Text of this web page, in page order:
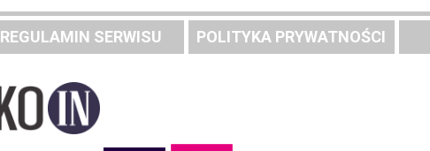
REGULAMIN SERWISU POLITYKA PRYWATNOŚCI